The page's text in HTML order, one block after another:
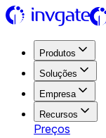
Produtos
Soluções
Empresa
Recursos
Preços